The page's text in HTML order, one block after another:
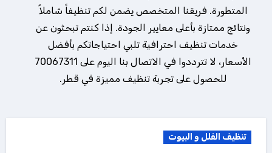
المتطورة. فريقنا المتخصص يضمن لكم تنظيفاً شاملاً
ونتائج ممتازة بأعلى معايير الجودة. إذا كنتم تبحثون عن
خدمات تنظيف احترافية تلبي احتياجاتكم بأفضل
الأسعار، لا تترددوا في الاتصال بنا اليوم على 70067311
للحصول على تجربة تنظيف مميزة في قطر.
تنظيف الفلل و البيوت